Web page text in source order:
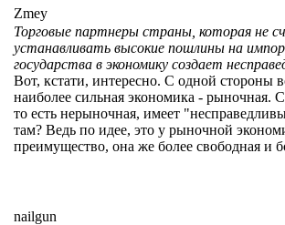
Zmey
Торговые партнеры страны, которая не
устанавливать высокие пошлины на
государства в экономику создает
Вот, кстати, интересно. С одной стороны
наиболее сильная экономика - рыночная.
то есть нерыночная, имеет
там? Ведь по идее, это у рыночной
преимущество, она же более свободная и
nailgun